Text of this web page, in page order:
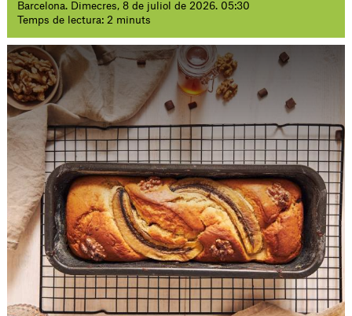
Barcelona. Dimecres, 8 de juliol de 2026. 05:30
Temps de lectura: 2 minuts